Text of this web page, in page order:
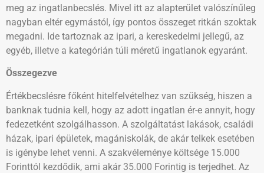
meg az ingatlanbecslés. Mivel itt az alapterület valószínűleg
nagyban eltér egymástól, így pontos összeget ritkán szoktak
megadni. Ide tartoznak az ipari, a kereskedelmi jellegű, az
egyéb, illetve a kategórián túli méretű ingatlanok egyaránt.
Összegezve
Értékbecslésre főként hitelfelvételhez van szükség, hiszen a
banknak tudnia kell, hogy az adott ingatlan ér-e annyit, hogy
fedezetként szolgálhasson. A szolgáltatást lakások, családi
házak, ipari épületek, magániskolák, de akár telkek esetében
is igénybe lehet venni. A szakvéleménye költsége 15.000
Forinttól kezdődik, ami akár 35.000 Forintig is terjedhet. Az